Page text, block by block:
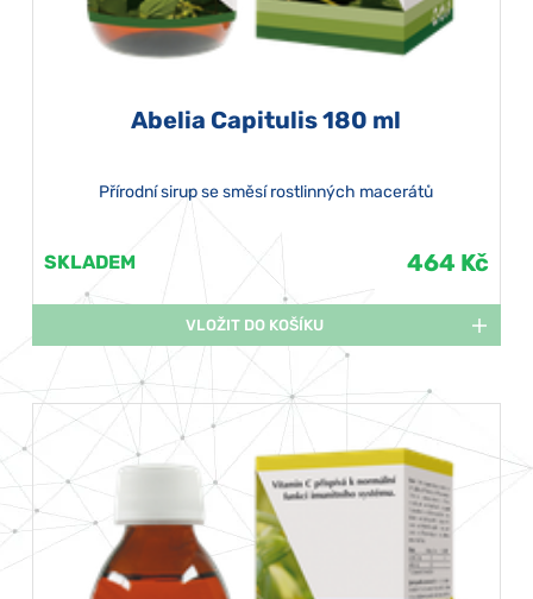
Abelia Capitulis 180 ml
Přírodní sirup se směsí rostlinných macerátů
SKLADEM 464 Kč
VLOŽIT DO KOŠÍKU